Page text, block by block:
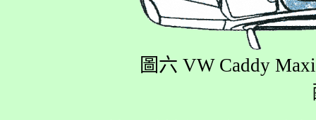
圖六 VW Caddy